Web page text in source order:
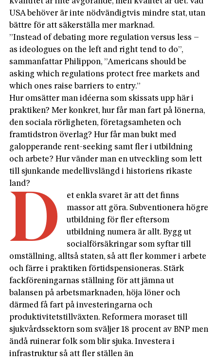
USA behöver är inte nödvändigtvis mindre stat, utan
bättre för att säkerställa mer marknad.
”Instead of debating more regulation versus less –
as ideologues on the left and right tend to do”,
sammanfattar Philippon, ”Americans should be
asking which regulations protect free markets and
which ones raise barriers to entry.”
Hur omsätter man idéerna som skissats upp här i
praktiken? Mer konkret, hur får man fart på lönerna,
den sociala rörligheten, företagsamheten och
framtidstron överlag? Hur får man bukt med
galopperande rent-seeking samt fler i utbildning
och arbete? Hur vänder man en utveckling som lett
till sjunkande medellivslängd i historiens rikaste
land?
D
et enkla svaret är att det finns
massor att göra. Subventionera högre
utbildning för fler eftersom
utbildning numera är allt. Bygg ut
socialförsäkringar som syftar till
omställning, alltså staten, så att fler kommer i arbete
och färre i praktiken förtidspensioneras. Stärk
fackföreningarnas ställning för att jämna ut
balansen på arbetsmarknaden, höja löner och
därmed få fart på investeringarna och
produktivitetstillväxten. Reformera moraset till
sjukvårdssektorn som sväljer 18 procent av BNP men
ändå ruinerar folk som blir sjuka. Investera i
infrastruktur så att fler ställen än